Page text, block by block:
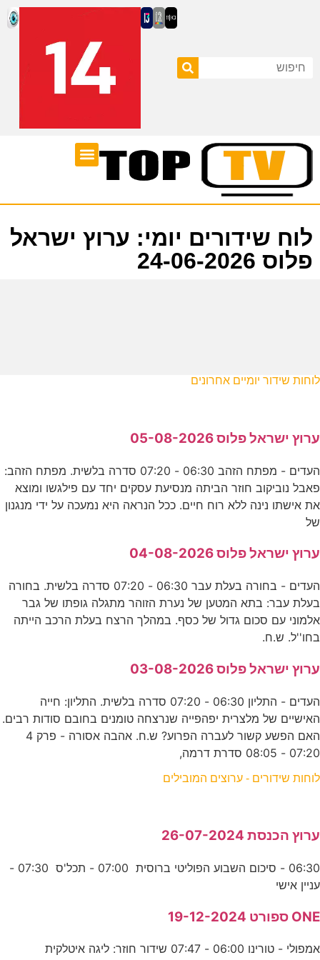
לוח שידורים יומי: ערוץ ישראל
פלוס 24-06-2026
לוחות שידור יומיים אחרונים
ערוץ ישראל פלוס 05-08-2026
העדים - מפתח הזהב 06:30 - 07:20 סדרה בלשית. מפתח הזהב:
פאבל נוביקוב חוזר הביתה מנסיעת עסקים יחד עם פילגשו ומוצא
את אישתו נינה ללא רוח חיים. ככל הנראה היא נמעכה על ידי מנגנון
של
ערוץ ישראל פלוס 04-08-2026
העדים - בחורה בעלת עבר 06:30 - 07:20 סדרה בלשית. בחורה
בעלת עבר: בתא המטען של נערת הזוהר מתגלה גופתו של גבר
אלמוני עם סכום גדול של כסף. במהלך הרצח בעלת הרכב הייתה
בחו''ל. ש.ח.
ערוץ ישראל פלוס 03-08-2026
העדים - התליון 06:30 - 07:20 סדרה בלשית. התליון: חייה
האישיים של מלצרית יפהפייה שנרצחה טומנים בחובם סודות רבים.
האם הפשע קשור לעברה הפרוע? ש.ח. אהבה אסורה - פרק 4
07:20 - 08:05 סדרת דרמה,
לוחות שידורים - ערוצים המובילים
ערוץ הכנסת 26-07-2024
06:30 - סיכום השבוע הפוליטי ברוסית 07:00 - תכל'ס 07:30 -
עניין אישי
ONE ספורט 19-12-2024
אמפולי - טורינו 06:00 - 07:47 שידור חוזר: ליגה איטלקית